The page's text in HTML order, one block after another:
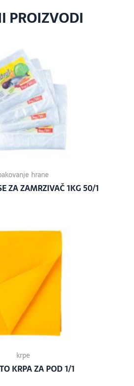
PROIZVODI
hrane
ZA ZAMRZIVAČ 1KG 50/1
krpe
KRPA ZA POD 1/1